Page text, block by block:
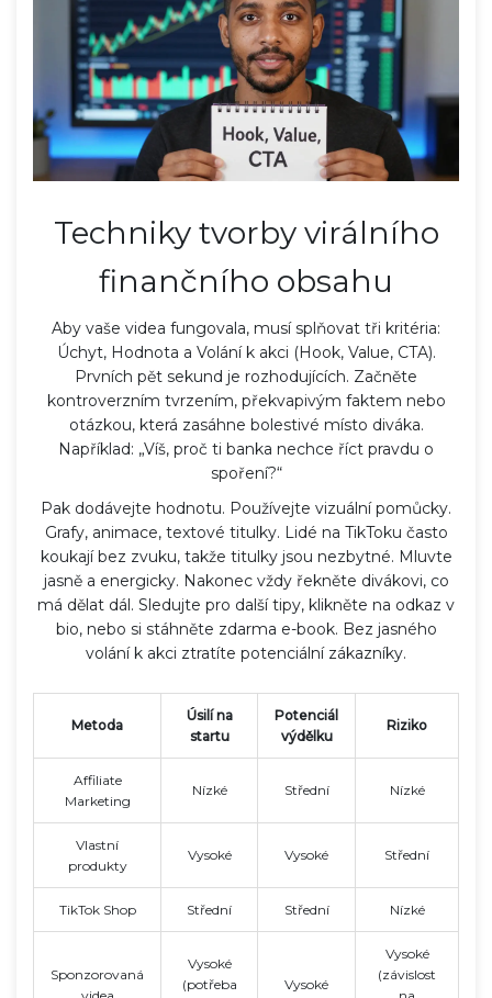
Techniky tvorby virálního
finančního obsahu
Aby vaše videa fungovala, musí splňovat tři kritéria:
Úchyt, Hodnota a Volání k akci (Hook, Value, CTA).
Prvních pět sekund je rozhodujících. Začněte
kontroverzním tvrzením, překvapivým faktem nebo
otázkou, která zasáhne bolestivé místo diváka.
Například: „Víš, proč ti banka nechce říct pravdu o
spoření?“
Pak dodávejte hodnotu. Používejte vizuální pomůcky.
Grafy, animace, textové titulky. Lidé na TikToku často
koukají bez zvuku, takže titulky jsou nezbytné. Mluvte
jasně a energicky. Nakonec vždy řekněte divákovi, co
má dělat dál. Sledujte pro další tipy, klikněte na odkaz v
bio, nebo si stáhněte zdarma e-book. Bez jasného
volání k akci ztratíte potenciální zákazníky.
Metoda
Úsilí na
startu
Potenciál
výdělku
Riziko
Affiliate
Marketing
Nízké Střední Nízké
Vlastní
produkty
Vysoké Vysoké Střední
TikTok Shop Střední Střední Nízké
Sponzorovaná
Vysoké
(potřeba
Vysoké
Vysoké
(závislost